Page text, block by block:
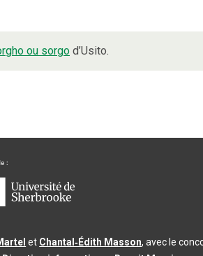
ou sorgo d’Usito.
et Chantal‑Édith Masson, avec le